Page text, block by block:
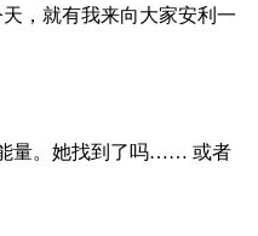
，就有我来向大家安利一
能量。她找到了吗…… 或者